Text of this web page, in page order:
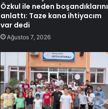
Özkul ile neden boşandıklarını
anlattı: Taze kana ihtiyacım
var dedi
Ağustos 7, 2026